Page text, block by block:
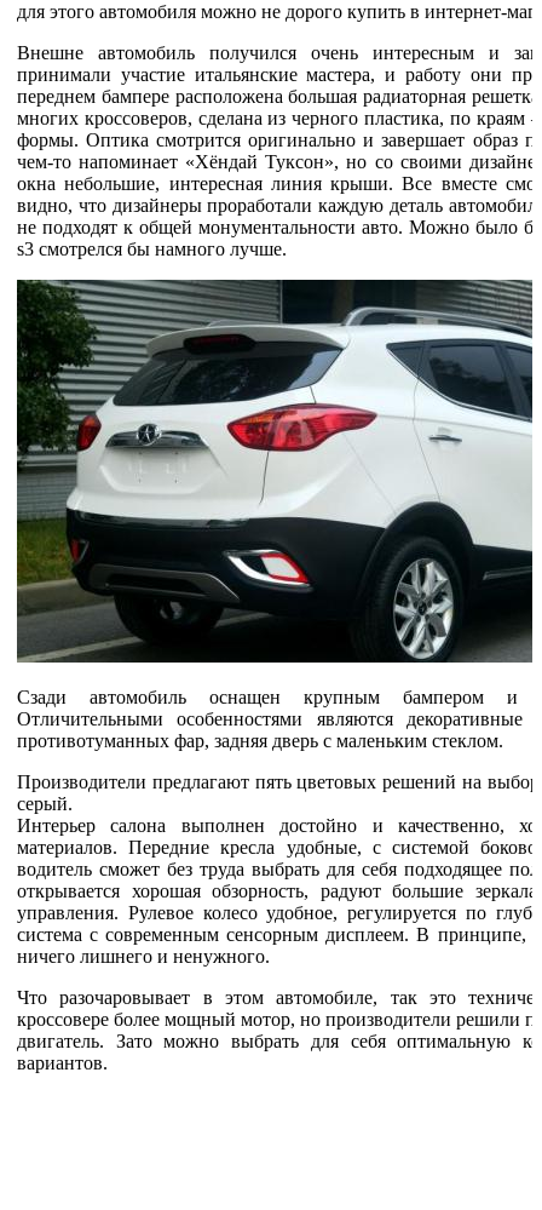
для этого автомобиля можно не дорого купить в интернет-
Внешне автомобиль получился очень интересным и
принимали участие итальянские мастера, и работу они
переднем бампере расположена большая радиаторная
многих кроссоверов, сделана из черного пластика, по
формы. Оптика смотрится оригинально и завершает образ
чем-то напоминает «Хёндай Туксон», но со своими
окна небольшие, интересная линия крыши. Все вместе
видно, что дизайнеры проработали каждую деталь
не подходят к общей монументальности авто. Можно было
s3 смотрелся бы намного лучше.
Сзади автомобиль оснащен крупным бампером и
Отличительными особенностями являются декоративные
противотуманных фар, задняя дверь с маленьким стеклом.
Производители предлагают пять цветовых решений на
серый.
Интерьер салона выполнен достойно и качественно,
материалов. Передние кресла удобные, с системой
водитель сможет без труда выбрать для себя подходящее
открывается хорошая обзорность, радуют большие
управления. Рулевое колесо удобное, регулируется по
система с современным сенсорным дисплеем. В принципе,
ничего лишнего и ненужного.
Что разочаровывает в этом автомобиле, так это
кроссовере более мощный мотор, но производители решили
двигатель. Зато можно выбрать для себя оптимальную
вариантов.